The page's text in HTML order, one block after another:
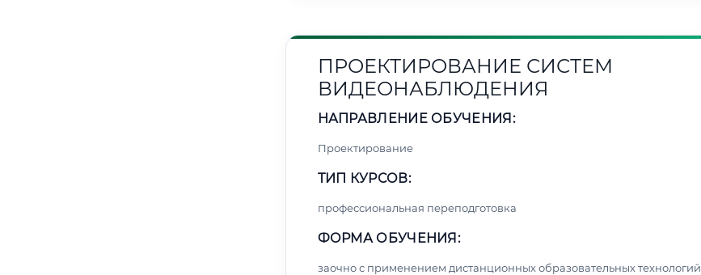
ПРОЕКТИРОВАНИЕ СИСТЕМ
ВИДЕОНАБЛЮДЕНИЯ
НАПРАВЛЕНИЕ ОБУЧЕНИЯ:
Проектирование
ТИП КУРСОВ:
профессиональная переподготовка
ФОРМА ОБУЧЕНИЯ:
заочно с применением дистанционных образовательных технологий